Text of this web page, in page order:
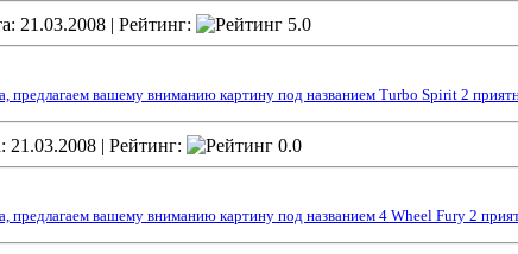
21.03.2008 | Рейтинг:
вашему вниманию картину под названием Turbo Spirit 2
21.03.2008 | Рейтинг:
вашему вниманию картину под названием 4 Wheel Fury 2